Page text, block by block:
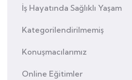
İş Hayatında Sağlıklı Yaşam
Kategorilendirilmemiş
Konuşmacılarımız
Online Eğitimler